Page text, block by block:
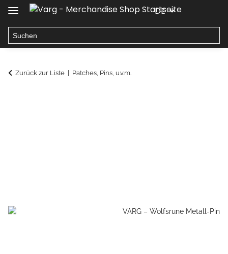
DE
Zurück zur Liste Patches, Pins, u.v.m.